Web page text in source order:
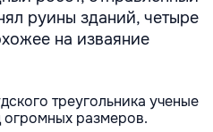
руины зданий, четыре
на изваяние